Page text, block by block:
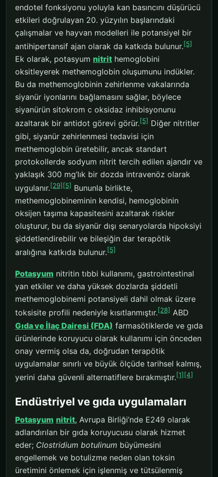
endotel fonksiyonu yoluyla kan basıncını düşürücü
etkileri doğrulayan 20. yüzyılın başlarındaki
çalışmalar ve hayvan modelleri ile potansiyel bir
antihipertansif ajan olarak da katkıda bulunur.[5]
Ek olarak, potasyum nitrit hemoglobini
oksitleyerek methemoglobin oluşumunu indükler.
Bu da methemoglobinin zehirlenme vakalarında
siyanür iyonlarını bağlamasını sağlar, böylece
siyanürün sitokrom c oksidaz inhibisyonunu
azaltarak bir antidot görevi görür.[5] Diğer nitritler
gibi, siyanür zehirlenmesi tedavisi için
methemoglobin üretebilir, ancak standart
protokollerde sodyum nitrit tercih edilen ajandır ve
yaklaşık 300 mg’lık bir dozda intravenöz olarak
uygulanır.[29] [5] Bununla birlikte,
methemoglobineminin kendisi, hemoglobinin
oksijen taşıma kapasitesini azaltarak riskler
oluşturur, bu da siyanür dışı senaryolarda hipoksiyi
şiddetlendirebilir ve bileşiğin dar terapötik
aralığına katkıda bulunur.[5]
Potasyum nitritin tıbbi kullanımı, gastrointestinal
yan etkiler ve daha yüksek dozlarda şiddetli
methemoglobinemi potansiyeli dahil olmak üzere
toksisite profili nedeniyle kısıtlanmıştır.[28] ABD
Gıda ve İlaç Dairesi (FDA) farmasötiklerde ve gıda
ürünlerinde koruyucu olarak kullanımı için önceden
onay vermiş olsa da, doğrudan terapötik
uygulamalar sınırlı ve büyük ölçüde tarihsel kalmış,
yerini daha güvenli alternatiflere bırakmıştır.[1] [4]
Endüstriyel ve gıda uygulamaları
Potasyum nitrit, Avrupa Birliği’nde E249 olarak
adlandırılan bir gıda koruyucusu olarak hizmet
eder; Clostridium botulinum büyümesini
engellemek ve botulizme neden olan toksin
üretimini önlemek için işlenmiş ve tütsülenmiş